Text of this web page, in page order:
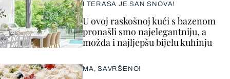
I TERASA JE SAN SNOVA!
U ovoj raskošnoj kući s bazenom
pronašli smo najelegantniju, a
možda i najljepšu bijelu kuhinju
MA, SAVRŠENO!